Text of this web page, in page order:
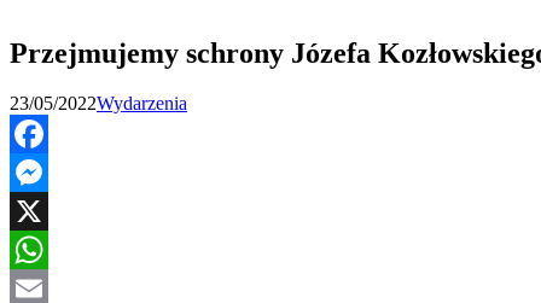
Przejmujemy schrony Józefa
23/05/2022Wydarzenia
Facebook
Messenger
X
WhatsApp